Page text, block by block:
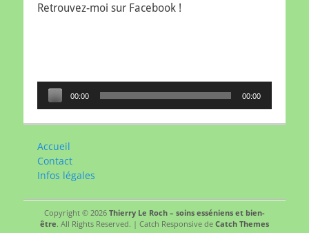
Retrouvez-moi sur Facebook !
Lecteur
audio
00:00 00:00
Accueil
Contact
Infos légales
Copyright © 2026 Thierry Le Roch – soins esséniens et bien-
être. All Rights Reserved. | Catch Responsive de Catch Themes